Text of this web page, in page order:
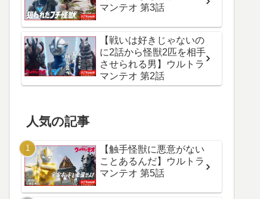
マンテオ 第3話
【戦いは好きじゃないの
に2話から怪獣2匹を相手
させられる男】ウルトラ
マンテオ 第2話
人気の記事
【触手怪獣に悪意がない
ことあるんだ】ウルトラ
マンテオ 第5話